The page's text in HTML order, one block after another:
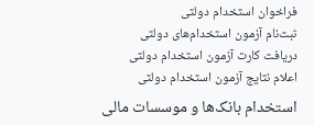
فراخوان استخدام دولتی
ثبت‌نام آزمون‌ استخدام‌های دولتی
دریافت کارت آزمون استخدام دولتی
اعلام نتایج آزمون استخدام دولتی
استخدام‌ بانک‌ها و موسسات مالی